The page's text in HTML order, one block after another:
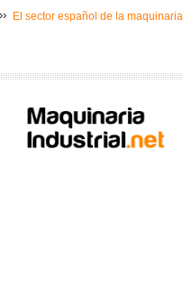
El sector español de la